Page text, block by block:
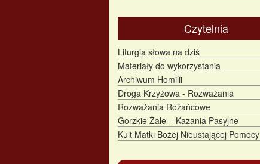
Czytelnia
Liturgia słowa na dziś
Materiały do wykorzystania
Archiwum Homilii
Droga Krzyżowa - Rozważania
Rozważania Różańcowe
Gorzkie Żale – Kazania Pasyjne
Kult Matki Bożej Nieustającej Pomocy